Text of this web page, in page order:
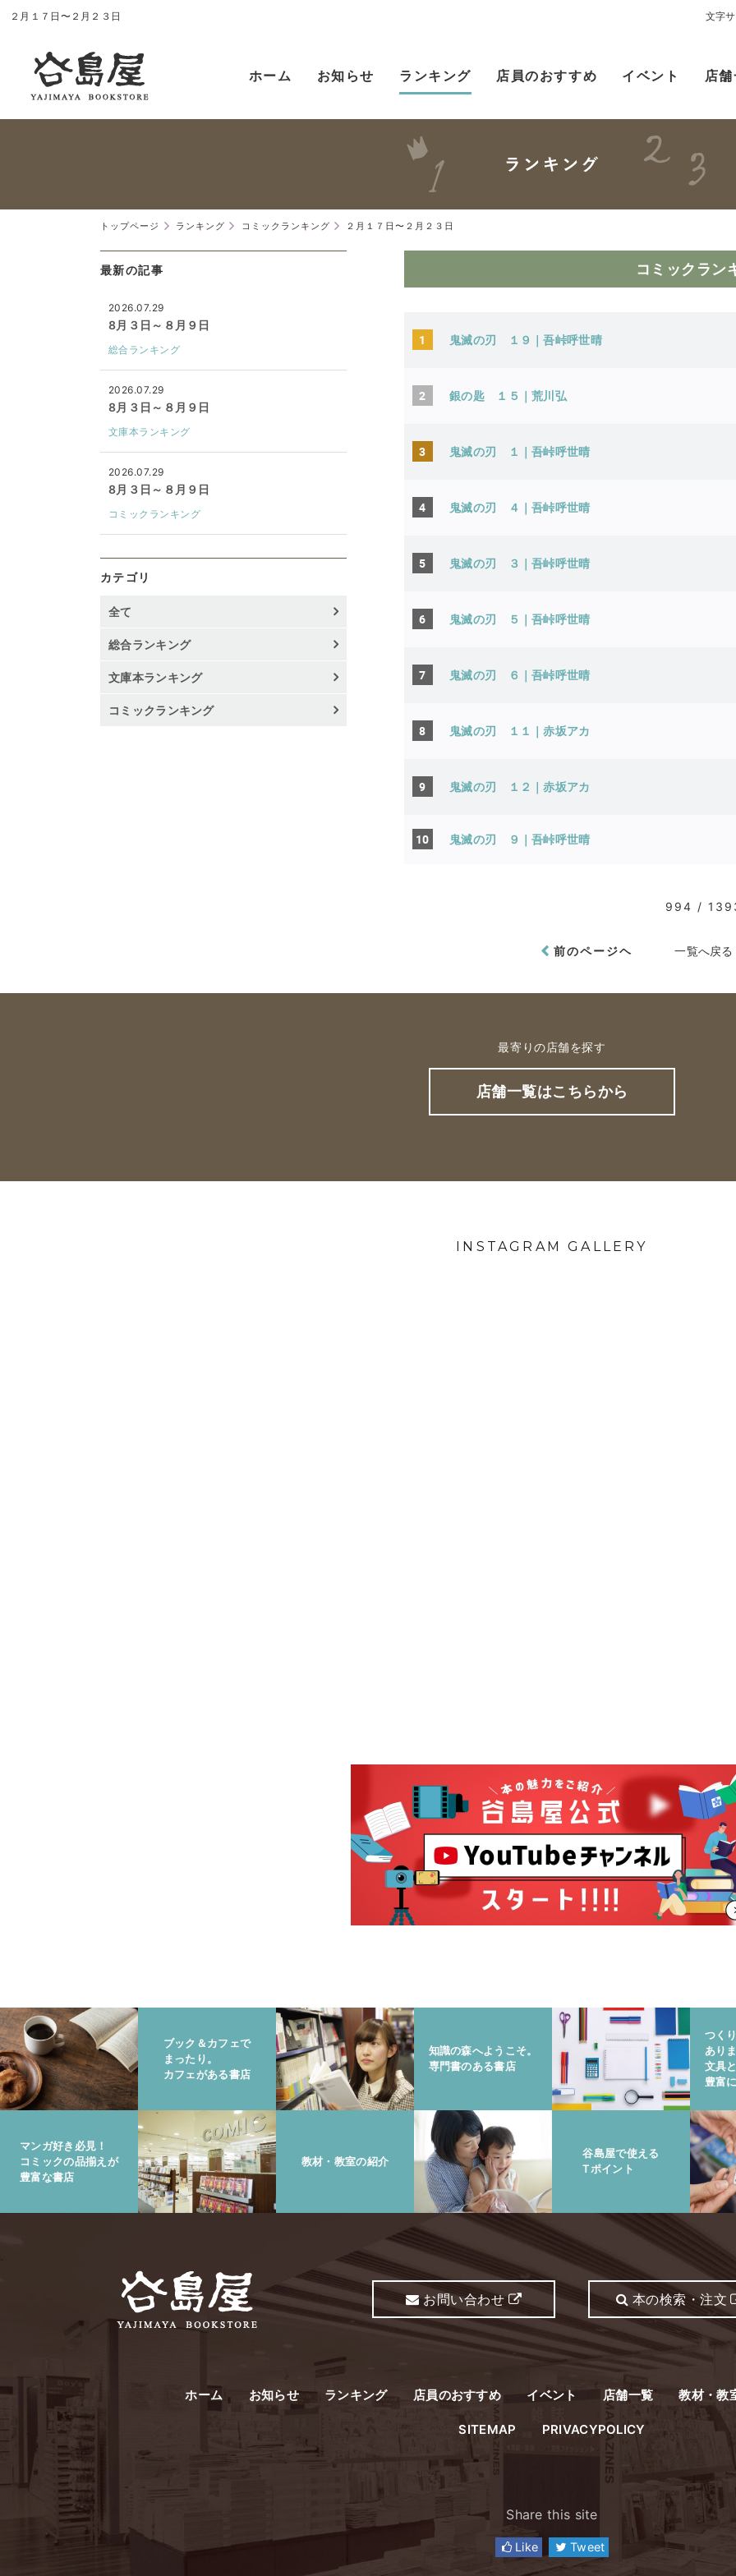
２月１７日〜２月２３日 文字
ホーム お知らせ ランキング 店員のおすすめ イベント 店
トップページ ランキング コミックランキング ２月１７日〜２月２３日
コミックラン
1 鬼滅の刃 １９｜吾峠呼世
2 銀の匙 １５｜荒川弘
3 鬼滅の刃 １｜吾峠呼世晴
4 鬼滅の刃 ４｜吾峠呼世晴
5 鬼滅の刃 ３｜吾峠呼世晴
6 鬼滅の刃 ５｜吾峠呼世晴
7 鬼滅の刃 ６｜吾峠呼世晴
8 鬼滅の刃 １１｜赤坂アカ
9 鬼滅の刃 １２｜赤坂アカ
10 鬼滅の刃 ９｜吾峠呼世晴
994 /
前のページヘ 一覧へ戻る
最新の記事
2026.07.29
8月３日～８月９日
総合ランキング
2026.07.29
8月３日～８月９日
文庫本ランキング
2026.07.29
8月３日～８月９日
コミックランキング
カテゴリ
全て
総合ランキング
文庫本ランキング
コミックランキング
最寄りの店舗を探す
店舗一覧はこちらから
INSTAGRAM GALLERY
ブック＆カフェで
まったり。
カフェがある書店
知識の森へようこそ。
専門書のある書店
つく
ありま
文具
豊富
マンガ好き必見！
コミックの品揃えが
豊富な書店
教材・教室の紹介
谷島屋で使える
Tポイント
お問い合わせ 本の検索・注文
ホーム お知らせ ランキング 店員のおすすめ イベント 店舗一覧 教材・教
SITEMAP PRIVACYPOLICY
Share this site
Like Tweet